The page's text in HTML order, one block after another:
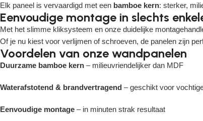
Elk paneel is vervaardigd met een bamboe kern: sterker,
Eenvoudige montage in slechts
Read More
Met het slimme kliksysteem en onze duidelijke
Of je nu kiest voor verlijmen of schroeven, de panelen zijn
Voordelen van onze wandpanelen
Duurzame bamboe kern – milieuvriendelijker dan MDF
Waterafstotend & brandvertragend – geschikt voor
Eenvoudige montage – in minuten strak resultaat